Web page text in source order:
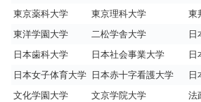
東京薬科大学
東京理科大学 東
東洋学園大学
二松学舎大学 日
日本歯科大学
日本社会事業大学
日本女子体育大学
日本赤十字看護大学 日
文化学園大学
文京学院大学 法